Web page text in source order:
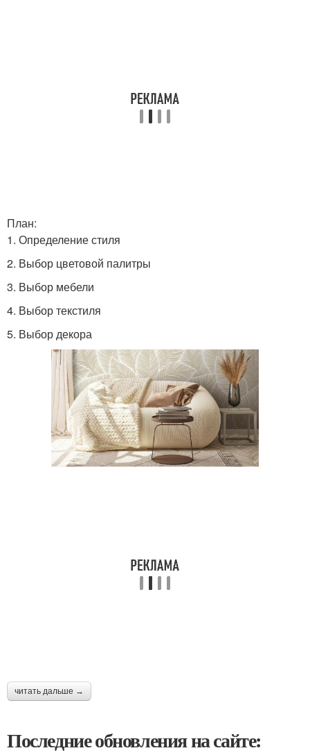
План:
1. Определение стиля
2. Выбор цветовой палитры
3. Выбор мебели
4. Выбор текстиля
5. Выбор декора
читать дальше →
Последние обновления на сайте: